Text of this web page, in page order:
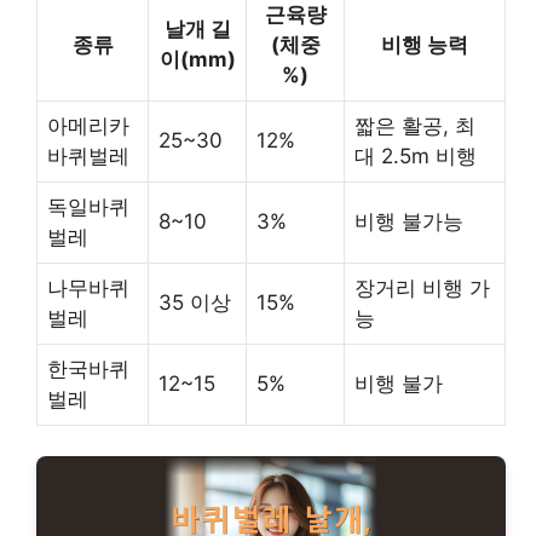
종류
날개 길
이(mm)
근육량
(체중
%)
비행 능력
아메리카
바퀴벌레
25~30 12%
짧은 활공, 최
대 2.5m 비행
독일바퀴
벌레
8~10 3% 비행 불가능
나무바퀴
벌레
35 이상 15%
장거리 비행 가
능
한국바퀴
벌레
12~15 5% 비행 불가